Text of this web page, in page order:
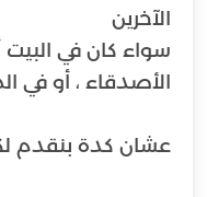
سواء كان في البيت